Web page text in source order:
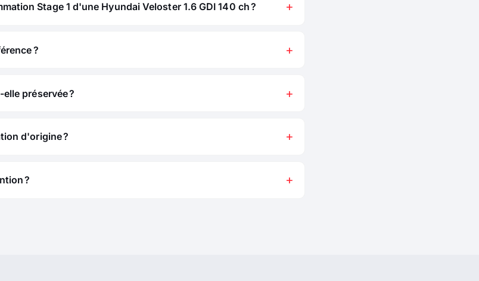
Stage 1 d'une Hyundai Veloster 1.6 GDI 140 ch ?
?
préservée ?
d'origine ?
?